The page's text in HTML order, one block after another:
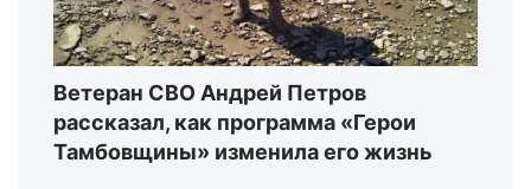
Ветеран СВО Андрей Петров
рассказал, как программа «Герои
Тамбовщины» изменила его жизнь